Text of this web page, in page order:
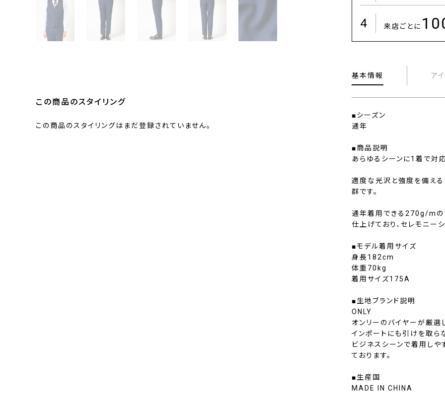
4 来店ごとに
基本情報 ア
■シーズン
通年
■商品説明
あらゆるシーンに1着で対
適度な光沢と強度を備える
群です。
通年着用できる270g/mの
仕上げており、セレモニー
■モデル着用サイズ
身長182cm
体重70kg
着用サイズ175A
■生地ブランド説明
ONLY
オンリーのバイヤーが厳選
インポートにも引けを取ら
ビジネスシーンで着用しや
ております。
■生産国
MADE IN CHINA
この商品のスタイリング
この商品のスタイリングはまだ登録されていません。